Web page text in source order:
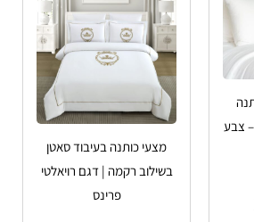
כותנה
מצרית בצפיפות T500 – צבע
מספר
האפשרויות
מצעי כותנה בעיבוד סאטן
בשילוב רקמה | דגם רויאלטי
פרינס
מספר
סוגים.
ניתן
לבחור
את
בעמוד
המוצר